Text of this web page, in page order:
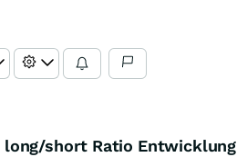
long/short Ratio Entwicklung